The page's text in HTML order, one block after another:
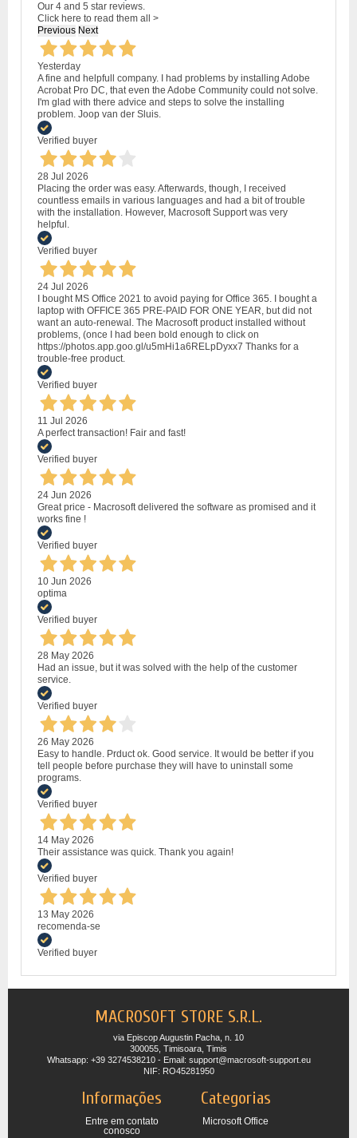
Our 4 and 5 star reviews.
Click here to read them all >
Previous Next
Yesterday
A fine and helpfull company. I had problems by installing Adobe
Acrobat Pro DC, that even the Adobe Community could not solve.
I'm glad with there advice and steps to solve the installing
problem. Joop van der Sluis.
Verified buyer
28 Jul 2026
Placing the order was easy. Afterwards, though, I received
countless emails in various languages and had a bit of trouble
with the installation. However, Macrosoft Support was very
helpful.
Verified buyer
24 Jul 2026
I bought MS Office 2021 to avoid paying for Office 365. I bought a
laptop with OFFICE 365 PRE-PAID FOR ONE YEAR, but did not
want an auto-renewal. The Macrosoft product installed without
problems, (once I had been bold enough to click on
https://photos.app.goo.gl/u5mHi1a6RELpDyxx7 Thanks for a
trouble-free product.
Verified buyer
11 Jul 2026
A perfect transaction! Fair and fast!
Verified buyer
24 Jun 2026
Great price - Macrosoft delivered the software as promised and it
works fine !
Verified buyer
10 Jun 2026
optima
Verified buyer
28 May 2026
Had an issue, but it was solved with the help of the customer
service.
Verified buyer
26 May 2026
Easy to handle. Prduct ok. Good service. It would be better if you
tell people before purchase they will have to uninstall some
programs.
Verified buyer
14 May 2026
Their assistance was quick. Thank you again!
Verified buyer
13 May 2026
recomenda-se
Verified buyer
MACROSOFT STORE S.R.L.
via Episcop Augustin Pacha, n. 10
300055, Timisoara, Timis
Whatsapp: +39 3274538210 - Email: support@macrosoft-support.eu
NIF: RO45281950
Informações
Entre em contato
conosco
Categorias
Microsoft Office